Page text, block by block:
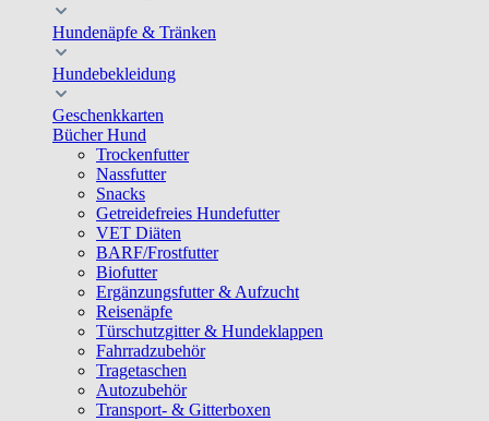
Hundenäpfe & Tränken
Hundebekleidung
Geschenkkarten
Bücher Hund
Trockenfutter
Nassfutter
Snacks
Getreidefreies Hundefutter
VET Diäten
BARF/Frostfutter
Biofutter
Ergänzungsfutter & Aufzucht
Reisenäpfe
Türschutzgitter & Hundeklappen
Fahrradzubehör
Tragetaschen
Autozubehör
Transport- & Gitterboxen